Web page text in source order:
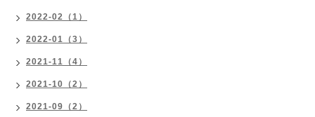
2022-02（1）
2022-01（3）
2021-11（4）
2021-10（2）
2021-09（2）